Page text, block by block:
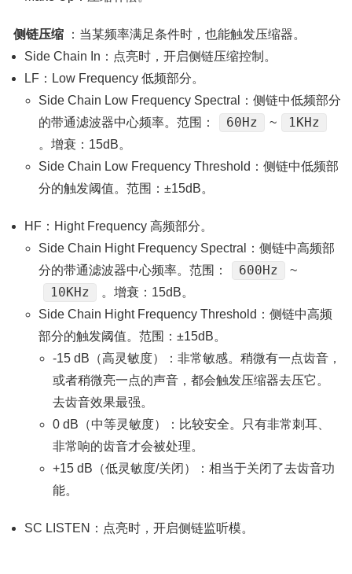
侧链压缩
：当某频率满足条件时，也能触发压缩器。
Side Chain In：点亮时，开启侧链压缩控制。
LF：Low Frequency 低频部分。
Side Chain Low Frequency Spectral：侧链中低频部分
的带通滤波器中心频率。范围：
60Hz ~ 1KHz
。增衰：15dB。
Side Chain Low Frequency Threshold：侧链中低频部
分的触发阈值。范围：±15dB。
HF：Hight Frequency 高频部分。
Side Chain Hight Frequency Spectral：侧链中高频部
分的带通滤波器中心频率。范围：
600Hz ~
10KHz
。增衰：15dB。
Side Chain Hight Frequency Threshold：侧链中高频
部分的触发阈值。范围：±15dB。
-15 dB（高灵敏度）：非常敏感。稍微有一点齿音，
或者稍微亮一点的声音，都会触发压缩器去压它。
去齿音效果最强。
0 dB（中等灵敏度）：比较安全。只有非常刺耳、
非常响的齿音才会被处理。
+15 dB（低灵敏度/关闭）：相当于关闭了去齿音功
能。
SC LISTEN：点亮时，开启侧链监听模。